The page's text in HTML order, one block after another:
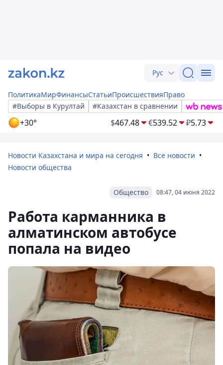
Рус
ПолитикаМирФинансыСтатьиПроисшествияПраво
#Выборы в Курултай
#Казахстан в сравнении
+30° $467.48 €539.52 ₽5.73
Новости Казахстана и мира на сегодня
Все новости
Новости общества
08:47, 04 июня 2022
Общество
Работа карманника в
алматинском автобусе
попала на видео